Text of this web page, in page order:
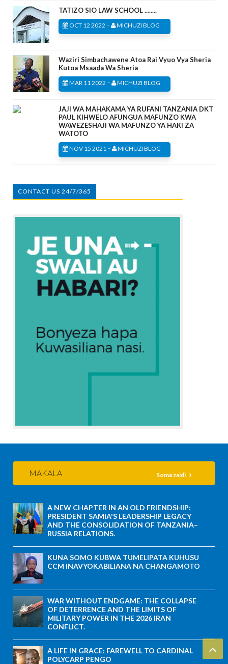
TATIZO SIO LAW SCHOOL ........
OCT 12 2022 - MICHUZI BLOG
Waziri Simbachawene Atoa Rai Vyuo Vya Sheria
Kutoa Msaada Wa Sheria
MAR 11 2022 - MICHUZI BLOG
JAJI WA MAHAKAMA YA RUFANI TANZANIA DKT
PAUL KIHWELO AFUNGUA MAFUNZO KWA
WAWEZESHAJI WA MAFUNZO YA HAKI ZA
WATOTO
NOV 15 2021 - MICHUZI BLOG
CONTACT US 24/7/365
MAKALA Soma zaidi
A NEW CHAPTER IN AN OLD FRIENDSHIP:
PRESIDENT SAMIA'S LEADERSHIP LEGACY
AND THE CONSOLIDATION OF TANZANIA–
RUSSIA RELATIONS.
KUNA SOMO KUBWA TUMELIPATA KUHUSU
CCM INAVYOKABILIANA NA CHANGAMOTO
WAR WITHOUT ENDGAME: THE COLLAPSE
OF DETERRENCE AND THE LIMITS OF
MILITARY POWER IN THE 2026 IRAN
CONFLICT.
A LIFE IN GRACE: FAREWELL TO CARDINAL
POLYCARP PENGO